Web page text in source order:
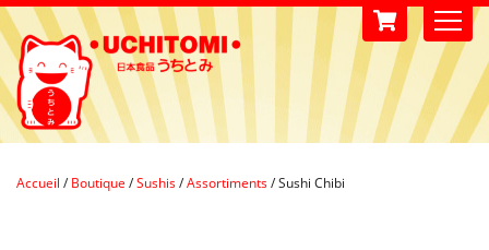
Accueil /Boutique /Sushis/Assortiments/Sushi Chibi